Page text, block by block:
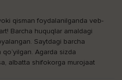
qisman foydalanilganda veb-
Barcha huquqlar amaldagi
Saytdagi barcha
Agarda sizda
albatta shifokorga murojaat